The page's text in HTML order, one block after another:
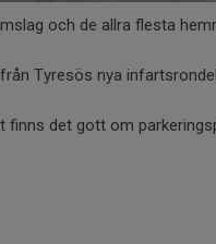
och de allra flesta
Tyresös nya
finns det gott om